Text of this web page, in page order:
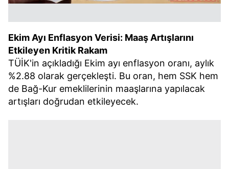
Ekim Ayı Enflasyon Verisi: Maaş Artışlarını
Etkileyen Kritik Rakam
TÜİK'in açıkladığı Ekim ayı enflasyon oranı, aylık
%2.88 olarak gerçekleşti. Bu oran, hem SSK hem
de Bağ-Kur emeklilerinin maaşlarına yapılacak
artışları doğrudan etkileyecek.